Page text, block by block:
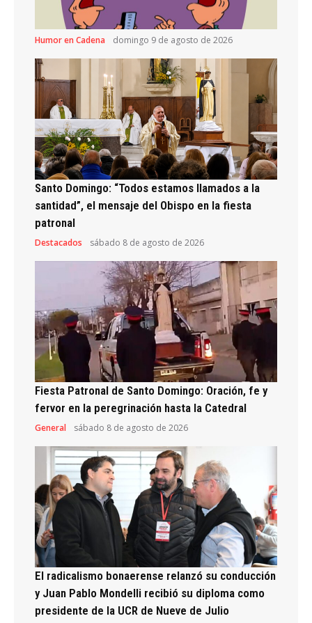
Humor en Cadena domingo 9 de agosto de 2026
Santo Domingo: “Todos estamos llamados a la
santidad”, el mensaje del Obispo en la fiesta
patronal
Destacados sábado 8 de agosto de 2026
Fiesta Patronal de Santo Domingo: Oración, fe y
fervor en la peregrinación hasta la Catedral
General sábado 8 de agosto de 2026
El radicalismo bonaerense relanzó su conducción
y Juan Pablo Mondelli recibió su diploma como
presidente de la UCR de Nueve de Julio